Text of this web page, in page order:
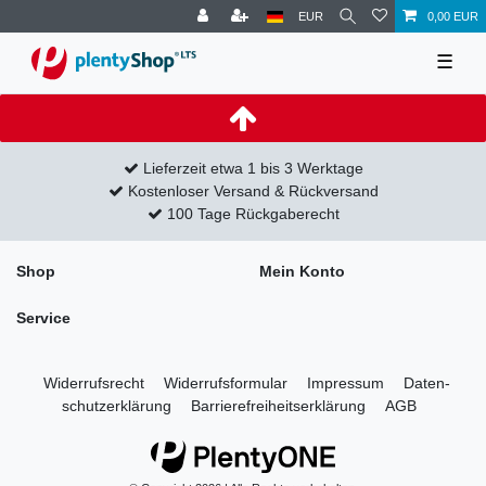
EUR 0,00 EUR
☰
Lieferzeit etwa 1 bis 3 Werktage
Kostenloser Versand & Rückversand
100 Tage Rückgaberecht
Shop Mein Konto
Service
Widerrufs­recht Widerrufs­formular Impressum
Daten­
schutz­erklärung
Barrierefreiheitserklärung AGB